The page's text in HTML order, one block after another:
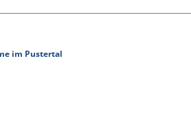
im Pustertal